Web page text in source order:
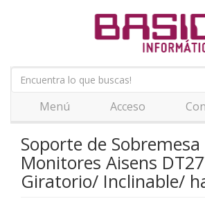
Menú Acceso
Soporte de
Monitores Aisens
Giratorio/ Inclinable/